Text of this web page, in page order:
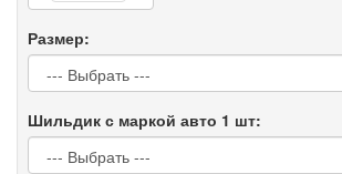
Размер:
Шильдик с маркой авто 1 шт: